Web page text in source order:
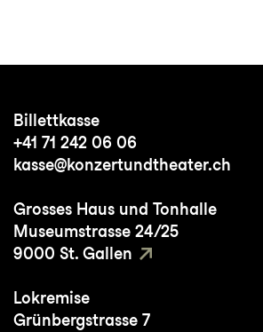
Billettkasse
+41 71 242 06 06
kasse@konzertundtheater.ch
Grosses Haus und Tonhalle
Museumstrasse 24/25
9000 St. Gallen
Lokremise
Grünbergstrasse 7